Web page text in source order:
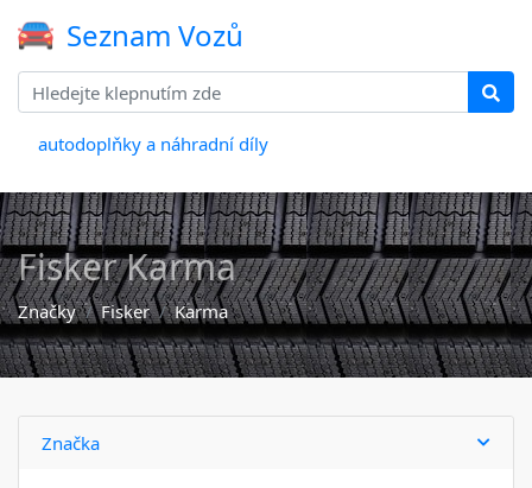
Seznam Vozů
autodoplňky a náhradní díly
Fisker Karma
Značky Fisker Karma
Značka